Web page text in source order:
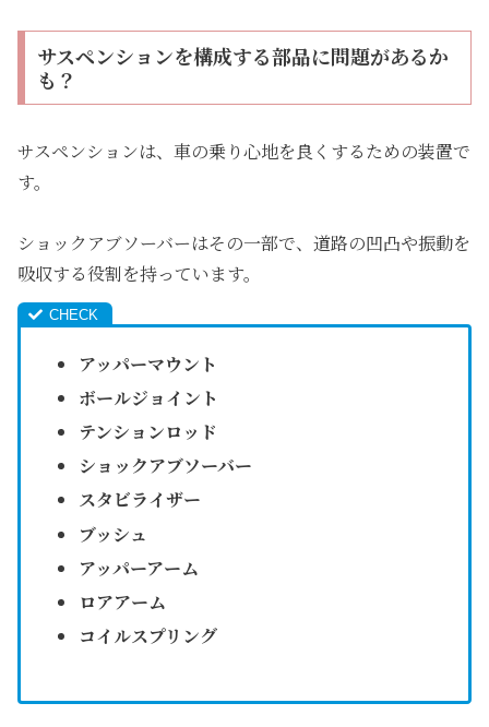
サスペンションを構成する部品に問題があるか
も？
サスペンションは、車の乗り心地を良くするための装置で
す。
ショックアブソーバーはその一部で、道路の凹凸や振動を
吸収する役割を持っています。
アッパーマウント
ボールジョイント
テンションロッド
ショックアブソーバー
スタビライザー
ブッシュ
アッパーアーム
ロアアーム
コイルスプリング